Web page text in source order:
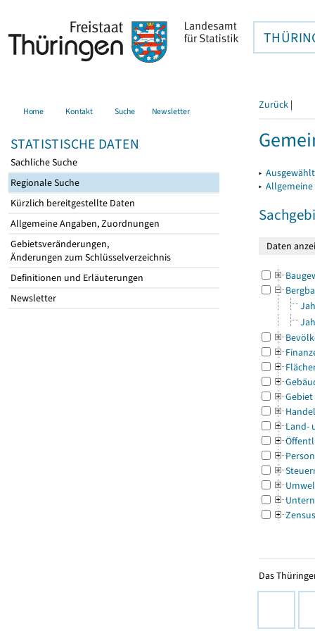
Home Kontakt Suche Newsletter
STATISTISCHE DATEN
Sachliche Suche
Regionale Suche
Kürzlich bereitgestellte Daten
Allgemeine Angaben, Zuordnungen
Gebietsveränderungen,
Änderungen zum Schlüsselverzeichnis
Definitionen und Erläuterungen
Newsletter
Zurück |
▸
▸
Gebiet
Land-
Zensus
Das